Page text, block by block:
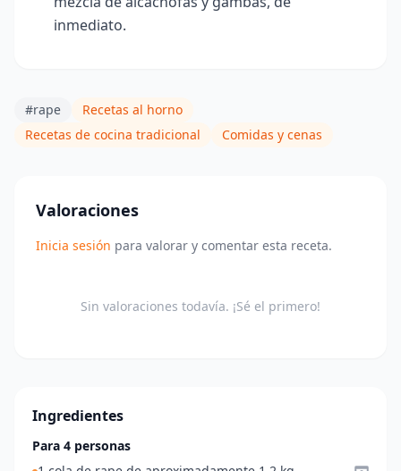
inmediato.
#rape
Recetas al horno
Recetas de cocina tradicional
Comidas y cenas
Valoraciones
Inicia sesión para valorar y comentar esta receta.
Sin valoraciones todavía. ¡Sé el primero!
Ingredientes
Para 4 personas